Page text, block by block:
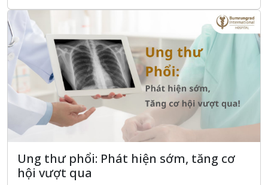
Ung thư phổi: Phát hiện sớm, tăng cơ
hội vượt qua